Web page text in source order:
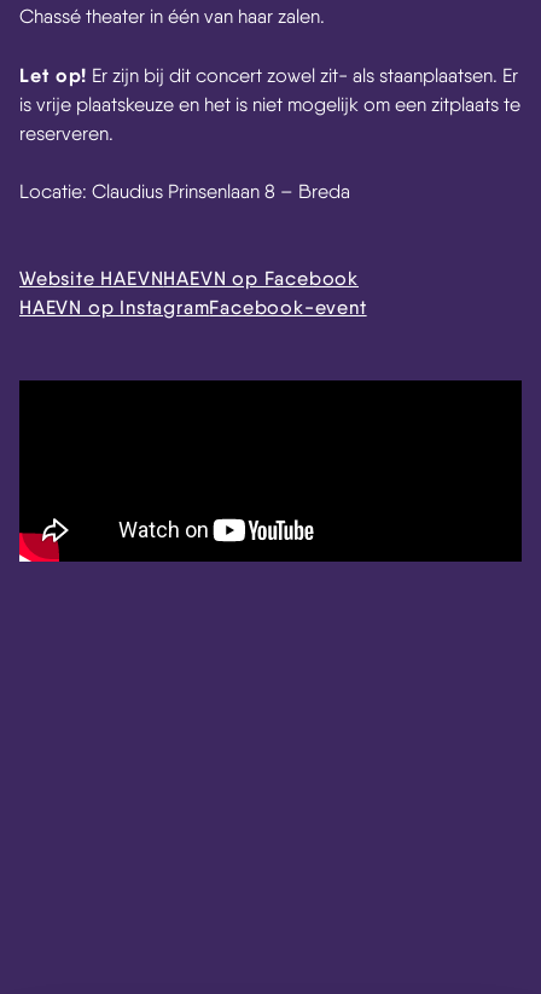
Chassé theater in één van haar zalen.
Let op! Er zijn bij dit concert zowel zit- als staanplaatsen. Er
is vrije plaatskeuze en het is niet mogelijk om een zitplaats te
reserveren.
Locatie: Claudius Prinsenlaan 8 – Breda
Website HAEVNHAEVN op Facebook
HAEVN op InstagramFacebook-event